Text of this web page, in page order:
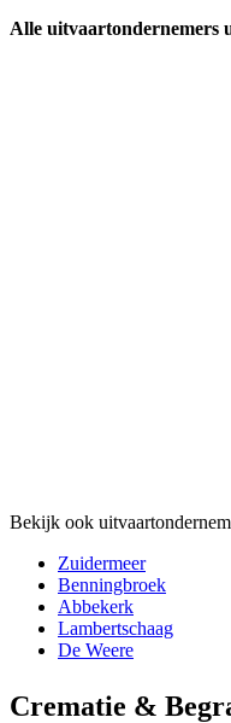
Alle uitvaartondernemers
Bekijk ook
Zuidermeer
Benningbroek
Abbekerk
Lambertschaag
De Weere
Crematie &